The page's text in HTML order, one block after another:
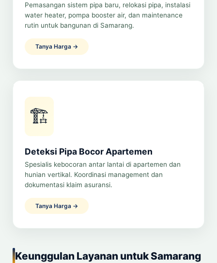
Pemasangan sistem pipa baru, relokasi pipa, instalasi
water heater, pompa booster air, dan maintenance
rutin untuk bangunan di Samarang.
Tanya Harga →
🏗️
Deteksi Pipa Bocor Apartemen
Spesialis kebocoran antar lantai di apartemen dan
hunian vertikal. Koordinasi management dan
dokumentasi klaim asuransi.
Tanya Harga →
Keunggulan Layanan untuk Samarang